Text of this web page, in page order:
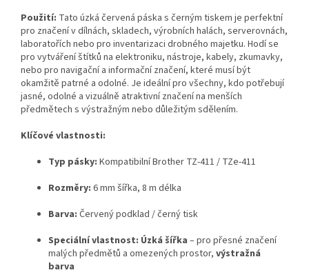
Použití: Tato úzká červená páska s černým tiskem je perfektní
pro značení v dílnách, skladech, výrobních halách, serverovnách,
laboratořích nebo pro inventarizaci drobného majetku. Hodí se
pro vytváření štítků na elektroniku, nástroje, kabely, zkumavky,
nebo pro navigační a informační značení, které musí být
okamžitě patrné a odolné. Je ideální pro všechny, kdo potřebují
jasné, odolné a vizuálně atraktivní značení na menších
předmětech s výstražným nebo důležitým sdělením.
Klíčové vlastnosti:
Typ pásky: Kompatibilní Brother TZ-411 / TZe-411
Rozměry: 6 mm šířka, 8 m délka
Barva: Červený podklad / černý tisk
Speciální vlastnost: Úzká šířka – pro přesné značení
malých předmětů a omezených prostor, výstražná
barva